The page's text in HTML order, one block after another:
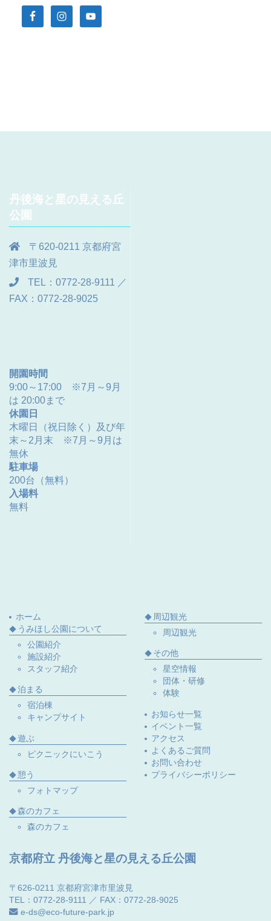
丹後海と星の見える丘
公園
〒620-0211 京都府宮
津市里波見
TEL：0772-28-9111 ／
FAX：0772-28-9025
開園時間
9:00～17:00 ※7月～9月
は 20:00まで
休園日
木曜日（祝日除く）及び年
末～2月末 ※7月～9月は
無休
駐車場
200台（無料）
入場料
無料
ホーム
うみほし公園について
公園紹介
施設紹介
スタッフ紹介
泊まる
宿泊棟
キャンプサイト
遊ぶ
ピクニックにいこう
憩う
フォトマップ
森のカフェ
森のカフェ
周辺観光
周辺観光
その他
星空情報
団体・研修
体験
お知らせ一覧
イベント一覧
アクセス
よくあるご質問
お問い合わせ
プライバシーポリシー
京都府立 丹後海と星の見える丘公園
〒626-0211 京都府宮津市里波見
TEL：0772-28-9111 ／ FAX：0772-28-9025
e-ds@eco-future-park.jp